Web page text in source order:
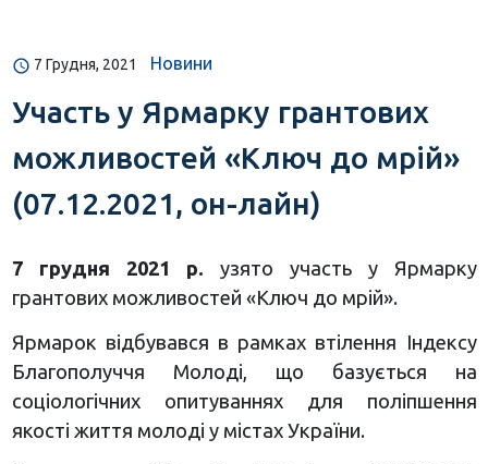
7 Грудня, 2021 Новини
Участь у Ярмарку грантових
можливостей «Ключ до мрій»
(07.12.2021, он-лайн)
7 грудня 2021 р. узято участь у Ярмарку
грантових можливостей «Ключ до мрій».
Ярмарок відбувався в рамках втілення Індексу
Благополуччя Молоді, що базується на
соціологічних опитуваннях для поліпшення
якості життя молоді у містах України.